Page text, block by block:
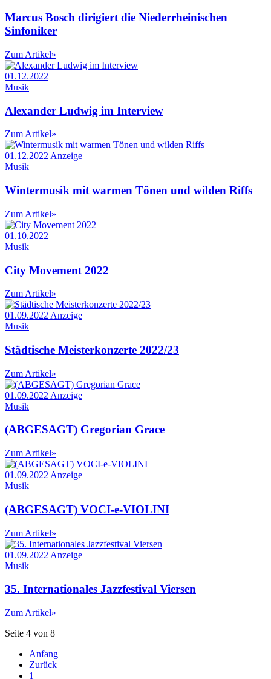
Marcus Bosch dirigiert die Niederrheinischen
Sinfoniker
Zum Artikel»
01.12.2022
Musik
Alexander Ludwig im Interview
Zum Artikel»
01.12.2022Anzeige
Musik
Wintermusik mit warmen Tönen und wilden Riffs
Zum Artikel»
01.10.2022
Musik
City Movement 2022
Zum Artikel»
01.09.2022 Anzeige
Musik
Städtische Meisterkonzerte 2022/23
Zum Artikel»
01.09.2022 Anzeige
Musik
(ABGESAGT) Gregorian Grace
Zum Artikel»
01.09.2022 Anzeige
Musik
(ABGESAGT) VOCI-e-VIOLINI
Zum Artikel»
01.09.2022 Anzeige
Musik
35. Internationales Jazzfestival Viersen
Zum Artikel»
Seite 4 von 8
Anfang
Zurück
1